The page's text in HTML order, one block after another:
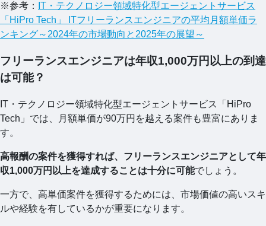
※参考：
IT・テクノロジー領域特化型エージェントサービス
「HiPro Tech」 ITフリーランスエンジニアの平均月額単価ラ
ンキング～2024年の市場動向と2025年の展望～
フリーランスエンジニアは年収1,000万円以上の到達
は可能？
IT・テクノロジー領域特化型エージェントサービス「HiPro
Tech」では、月額単価が90万円を越える案件も豊富にありま
す。
高報酬の案件を獲得すれば、フリーランスエンジニアとして年
収1,000万円以上を達成することは十分に可能でしょう。
一方で、高単価案件を獲得するためには、市場価値の高いスキ
ルや経験を有しているかが重要になります。